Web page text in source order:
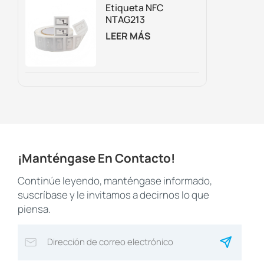
Trampolines.
Etiqueta NFC
NTAG213
Regrabable
Personalizada Para
LEER MÁS
¡Manténgase En Contacto!
Continúe leyendo, manténgase informado,
suscríbase y le invitamos a decirnos lo que
piensa.